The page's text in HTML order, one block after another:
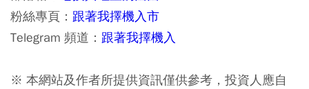
粉絲專頁： 跟著我擇機入市
Telegram 頻道： 跟著我擇機入
※ 本網站及作者所提供資訊僅供參考，投資人應自